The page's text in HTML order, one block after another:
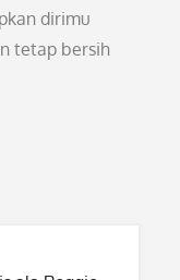
dirimu
tetap bersih